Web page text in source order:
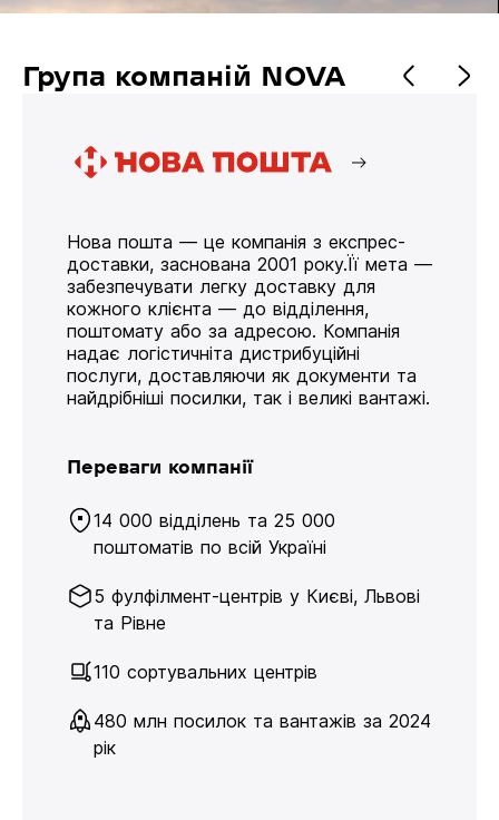
Група компаній NOVA
Нова пошта — це компанія з експрес-
доставки, заснована 2001 року.Її мета —
забезпечувати легку доставку для
кожного клієнта — до відділення,
поштомату або за адресою. Компанія
надає логістичніта дистрибуційні
послуги, доставляючи як документи та
найдрібніші посилки, так і великі вантажі.
Переваги компанії
14 000 відділень та 25 000
поштоматів по всій Україні
5 фулфілмент-центрів у Києві, Львові
та Рівне
110 сортувальних центрів
480 млн посилок та вантажів за 2024
рік